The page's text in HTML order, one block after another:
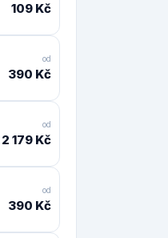
109 Kč
od
390 Kč
od
2 179 Kč
od
390 Kč